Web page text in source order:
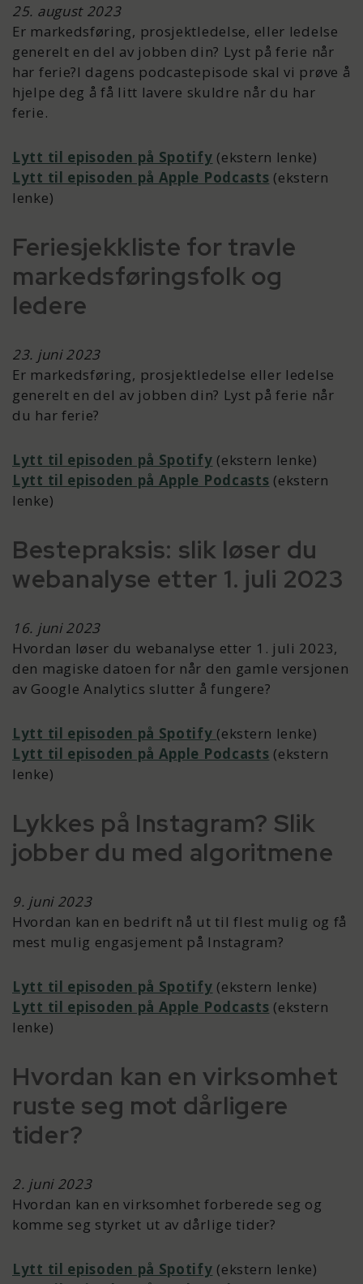
25. august 2023
Er markedsføring, prosjektledelse, eller ledelse
generelt en del av jobben din? Lyst på ferie når
har ferie?I dagens podcastepisode skal vi prøve å
hjelpe deg å få litt lavere skuldre når du har
ferie.
Lytt til episoden på Spotify (ekstern lenke)
Lytt til episoden på Apple Podcasts (ekstern
lenke)
Feriesjekkliste for travle
markedsføringsfolk og
ledere
23. juni 2023
Er markedsføring, prosjektledelse eller ledelse
generelt en del av jobben din? Lyst på ferie når
du har ferie?
Lytt til episoden på Spotify (ekstern lenke)
Lytt til episoden på Apple Podcasts (ekstern
lenke)
Bestepraksis: slik løser du
webanalyse etter 1. juli 2023
16. juni 2023
Hvordan løser du webanalyse etter 1. juli 2023,
den magiske datoen for når den gamle versjonen
av Google Analytics slutter å fungere?
Lytt til episoden på Spotify (ekstern lenke)
Lytt til episoden på Apple Podcasts (ekstern
lenke)
Lykkes på Instagram? Slik
jobber du med algoritmene
9. juni 2023
Hvordan kan en bedrift nå ut til flest mulig og få
mest mulig engasjement på Instagram?
Lytt til episoden på Spotify (ekstern lenke)
Lytt til episoden på Apple Podcasts (ekstern
lenke)
Hvordan kan en virksomhet
ruste seg mot dårligere
tider?
2. juni 2023
Hvordan kan en virksomhet forberede seg og
komme seg styrket ut av dårlige tider?
Lytt til episoden på Spotify (ekstern lenke)